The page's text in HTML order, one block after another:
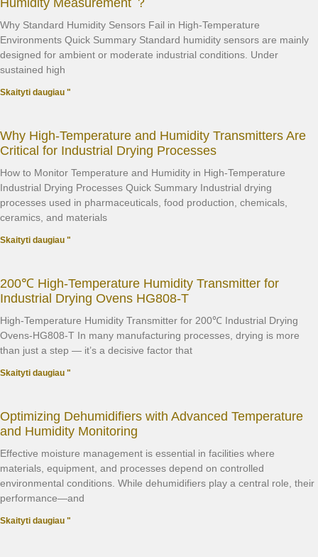
Humidity Measurement ？
Why Standard Humidity Sensors Fail in High-Temperature
Environments Quick Summary Standard humidity sensors are mainly
designed for ambient or moderate industrial conditions. Under
sustained high
Skaityti daugiau "
Why High-Temperature and Humidity Transmitters Are
Critical for Industrial Drying Processes
How to Monitor Temperature and Humidity in High-Temperature
Industrial Drying Processes Quick Summary Industrial drying
processes used in pharmaceuticals, food production, chemicals,
ceramics, and materials
Skaityti daugiau "
200℃ High-Temperature Humidity Transmitter for
Industrial Drying Ovens HG808-T
High-Temperature Humidity Transmitter for 200℃ Industrial Drying
Ovens-HG808-T In many manufacturing processes, drying is more
than just a step — it’s a decisive factor that
Skaityti daugiau "
Optimizing Dehumidifiers with Advanced Temperature
and Humidity Monitoring
Effective moisture management is essential in facilities where
materials, equipment, and processes depend on controlled
environmental conditions. While dehumidifiers play a central role, their
performance—and
Skaityti daugiau "